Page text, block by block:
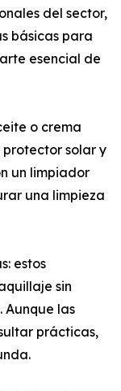
del sector,
básicas para
esencial de
o crema
solar y
un limpiador
una limpieza
estos
sin
Aunque las
prácticas,